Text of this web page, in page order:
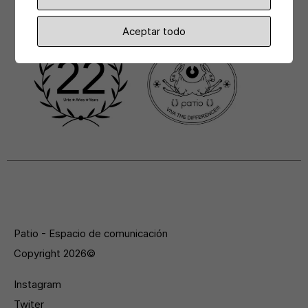
Patio - Espacio de comunicación
Copyright 2026©
Instagram
Twiter
Aceptar todo